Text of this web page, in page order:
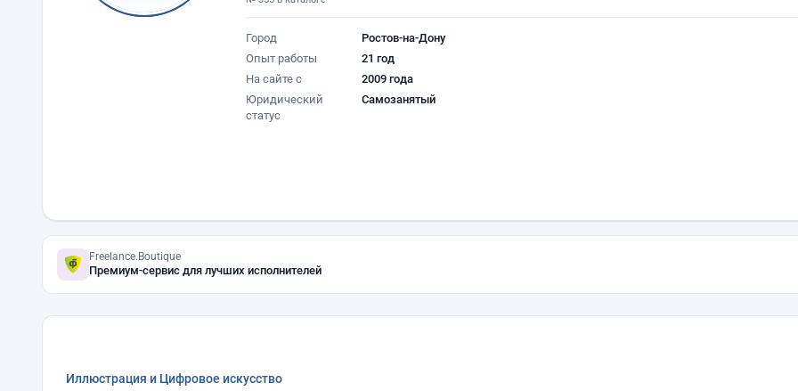
Город
Ростов-на-Дону
Опыт работы
21 год
На сайте с
2009 года
Юридический
статус
Самозанятый
Freelance.Boutique
Премиум-сервис для лучших исполнителей
Иллюстрация и Цифровое искусство